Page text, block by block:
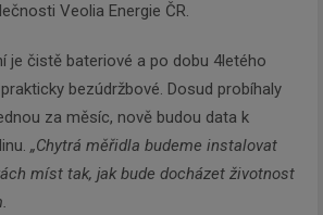
Veolia Energie ČR.
je čistě bateriové a po dobu 4letého
bezúdržbové. Dosud probíhaly
za měsíc, nově budou data k
„Chytrá měřidla budeme instalovat
míst tak, jak bude docházet životnost